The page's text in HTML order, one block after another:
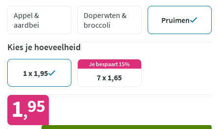
Appel &
aardbei
Doperwten &
broccoli
Pruimen
Kies je hoeveelheid
1 x 1,95
Je bespaart 15%
7 x 1,65
1,95